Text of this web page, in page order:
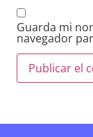
Guarda mi
navegador